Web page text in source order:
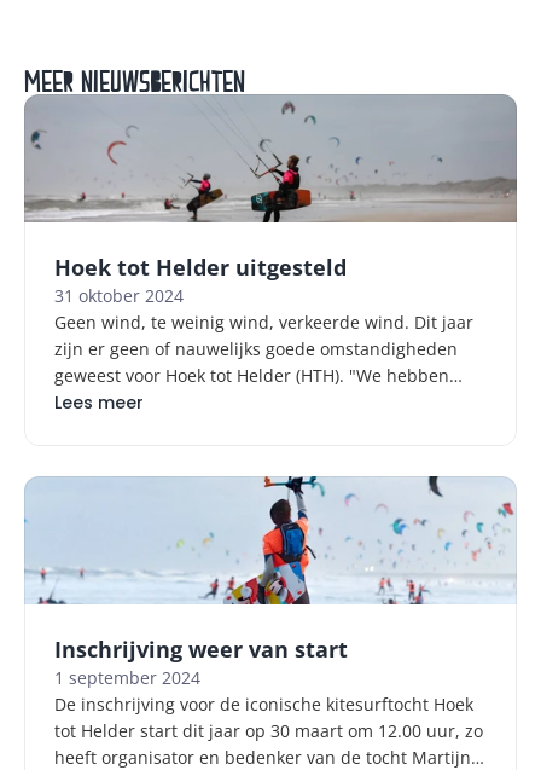
Meer nieuwsberichten
Hoek tot Helder uitgesteld
31 oktober 2024
Geen wind, te weinig wind, verkeerde wind. Dit jaar
zijn er geen of nauwelijks goede omstandigheden
geweest voor Hoek tot Helder (HTH). "We hebben
helaas moeten besluiten dat we dit jaar geen Hoek
Lees meer
Inschrijving weer van start
1 september 2024
De inschrijving voor de iconische kitesurftocht Hoek
tot Helder start dit jaar op 30 maart om 12.00 uur, zo
heeft organisator en bedenker van de tocht Martijn